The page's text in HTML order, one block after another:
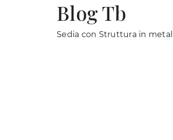
Blog Tb
Sedia con Struttura in